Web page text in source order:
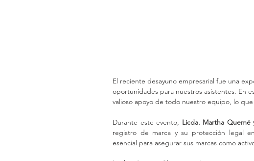
El reciente desayuno empresarial fue una
oportunidades para nuestros asistentes. En
valioso apoyo de todo nuestro equipo, lo
Durante este evento, Licda. Martha Quemé
registro de marca y su protección legal
esencial para asegurar sus marcas como